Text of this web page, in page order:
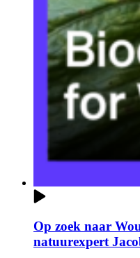
Op zoek naar
natuurexpert